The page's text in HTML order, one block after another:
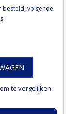
besteld, volgende
te vergelijken